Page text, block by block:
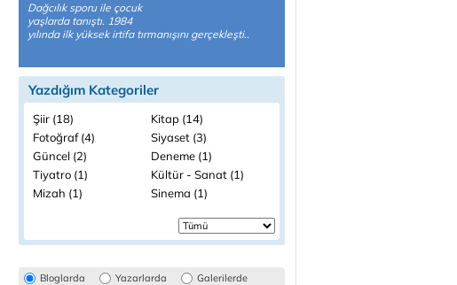
Dağcılık sporu ile çocuk
yaşlarda tanıştı. 1984
yılında ilk yüksek irtifa tırmanışını gerçekleşti..
Yazdığım Kategoriler
Şiir (18)
Kitap (14)
Fotoğraf (4)
Siyaset (3)
Güncel (2)
Deneme (1)
Tiyatro (1)
Kültür - Sanat (1)
Mizah (1)
Sinema (1)
Bloglarda Yazarlarda Galerilerde